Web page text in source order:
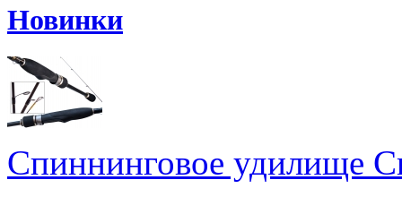
Новинки
Спиннинговое удилище